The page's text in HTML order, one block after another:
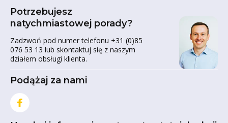
Potrzebujesz
natychmiastowej porady?
Zadzwoń pod numer telefonu +31 (0)85
076 53 13 lub skontaktuj się z naszym
działem obsługi klienta.
Podążaj za nami